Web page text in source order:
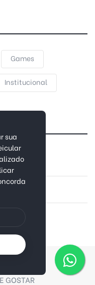
Games
Institucional
Tiktok
GOSTAR
sua